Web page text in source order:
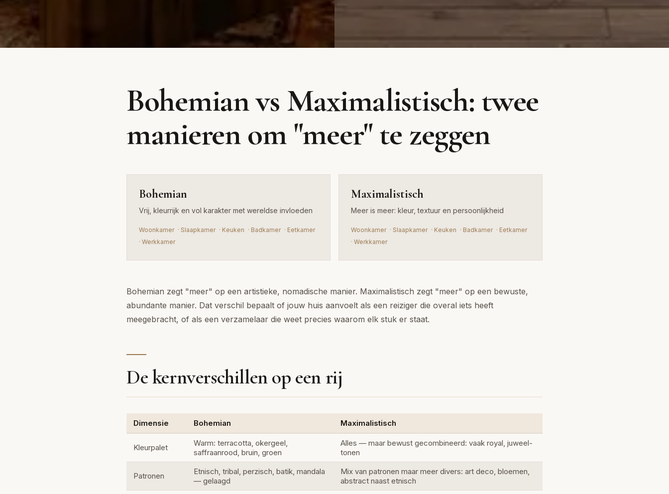
Bohemian
Vrij, kleurrijk en vol karakter met wereldse
Maximalistisch
Meer is meer: kleur, textuur en persoonlijkheid
Bohemian vs Maximalistisch: twee
manieren om "meer" te zeggen
Bohemian
Vrij, kleurrijk en vol karakter met wereldse invloeden
Woonkamer · Slaapkamer · Keuken · Badkamer · Eetkamer
· Werkkamer
Maximalistisch
Meer is meer: kleur, textuur en persoonlijkheid
Woonkamer · Slaapkamer · Keuken · Badkamer · Eetkamer
· Werkkamer
Bohemian zegt "meer" op een artistieke, nomadische manier. Maximalistisch zegt "meer" op een bewuste,
abundante manier. Dat verschil bepaalt of jouw huis aanvoelt als een reiziger die overal iets heeft
meegebracht, of als een verzamelaar die weet precies waarom elk stuk er staat.
De kernverschillen op een rij
Dimensie Bohemian Maximalistisch
Kleurpalet
Warm: terracotta, okergeel,
saffraanrood, bruin, groen
Alles — maar bewust gecombineerd: vaak royal, juweel-
tonen
Patronen
Etnisch, tribal, perzisch, batik, mandala
— gelaagd
Mix van patronen maar meer divers: art deco, bloemen,
abstract naast etnisch